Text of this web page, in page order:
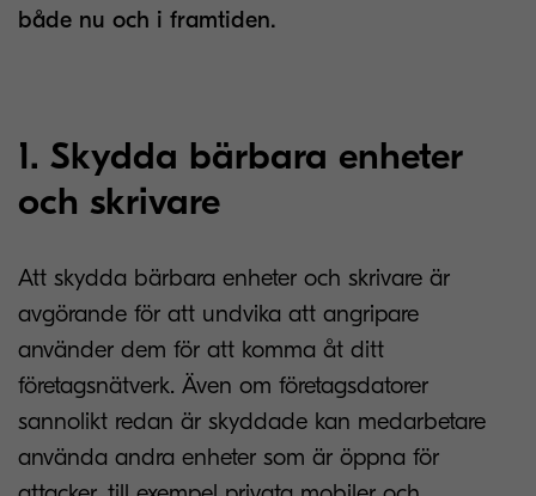
både nu och i framtiden.
1. Skydda bärbara enheter
och skrivare
Att skydda bärbara enheter och skrivare är
avgörande för att undvika att angripare
använder dem för att komma åt ditt
företagsnätverk. Även om företagsdatorer
sannolikt redan är skyddade kan medarbetare
använda andra enheter som är öppna för